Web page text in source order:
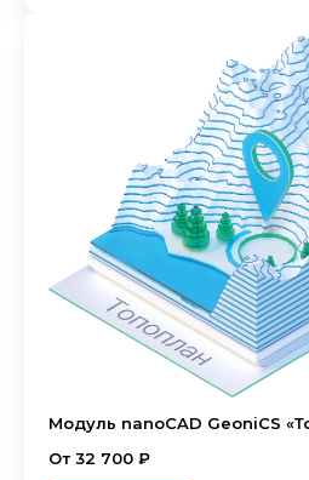
Модуль nanoCAD GeoniCS
От 32 700 ₽